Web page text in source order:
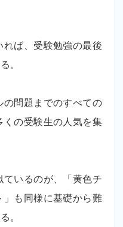
れば、受験勉強の最後
。
問題までのすべての
の受験生の人気を集
いるのが、「黄色チ
」も同様に基礎から難
。